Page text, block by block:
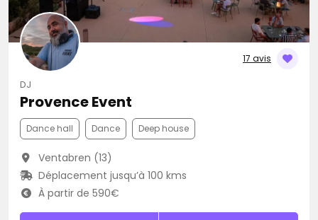
17 avis
DJ
Provence Event
Dance hall Dance Deep house
Ventabren (13)
Déplacement jusqu’à 100 kms
À partir de 590€